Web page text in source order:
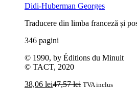
Didi-Huberman Georges
Traducere din limba franceză și
346 pagini
© 1990, by Éditions du Minuit
© TACT, 2020
38,06 lei47,57lei TVA inclus